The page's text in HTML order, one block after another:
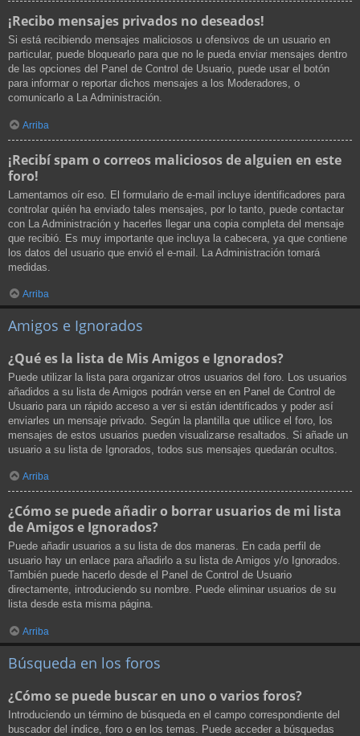
¡Recibo mensajes privados no deseados!
Si está recibiendo mensajes maliciosos u ofensivos de un usuario en
particular, puede bloquearlo para que no le pueda enviar mensajes dentro
de las opciones del Panel de Control de Usuario, puede usar el botón
para informar o reportar dichos mensajes a los Moderadores, o
comunicarlo a La Administración.
Arriba
¡Recibí spam o correos maliciosos de alguien en este
foro!
Lamentamos oír eso. El formulario de e-mail incluye identificadores para
controlar quién ha enviado tales mensajes, por lo tanto, puede contactar
con La Administración y hacerles llegar una copia completa del mensaje
que recibió. Es muy importante que incluya la cabecera, ya que contiene
los datos del usuario que envió el e-mail. La Administración tomará
medidas.
Arriba
Amigos e Ignorados
¿Qué es la lista de Mis Amigos e Ignorados?
Puede utilizar la lista para organizar otros usuarios del foro. Los usuarios
añadidos a su lista de Amigos podrán verse en en Panel de Control de
Usuario para un rápido acceso a ver si están identificados y poder así
enviarles un mensaje privado. Según la plantilla que utilice el foro, los
mensajes de estos usuarios pueden visualizarse resaltados. Si añade un
usuario a su lista de Ignorados, todos sus mensajes quedarán ocultos.
Arriba
¿Cómo se puede añadir o borrar usuarios de mi lista
de Amigos e Ignorados?
Puede añadir usuarios a su lista de dos maneras. En cada perfil de
usuario hay un enlace para añadirlo a su lista de Amigos y/o Ignorados.
También puede hacerlo desde el Panel de Control de Usuario
directamente, introduciendo su nombre. Puede eliminar usuarios de su
lista desde esta misma página.
Arriba
Búsqueda en los foros
¿Cómo se puede buscar en uno o varios foros?
Introduciendo un término de búsqueda en el campo correspondiente del
buscador del índice, foro o en los temas. Puede acceder a búsquedas